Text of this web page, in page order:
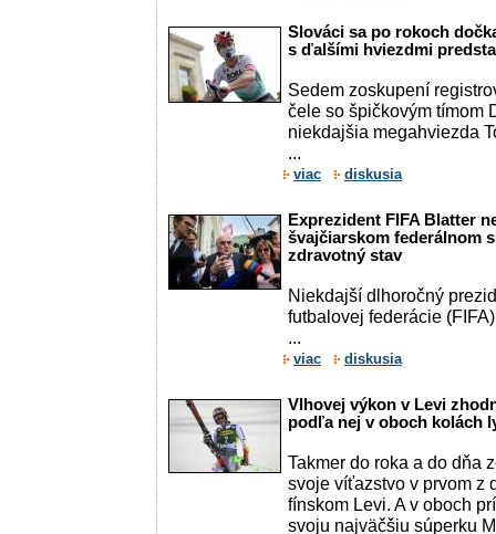
Slováci sa po rokoch
s ďalšími hviezdmi
Sedem zoskupení
čele so špičkovým tímom
niekdajšia megahviezda
...
viac diskusia
Exprezident FIFA Blatter
švajčiarskom federálnom
zdravotný stav
Niekdajší dlhoročný
futbalovej federácie
...
viac diskusia
Vlhovej výkon v Levi
podľa nej v oboch kolách
Takmer do roka a do dňa
svoje víťazstvo v prvom z
fínskom Levi. A v oboch
svoju najväčšiu súperku